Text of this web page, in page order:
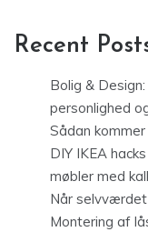
Recent
Bolig &
personlighed
Sådan
DIY IKEA
møbler med
Når
Montering af